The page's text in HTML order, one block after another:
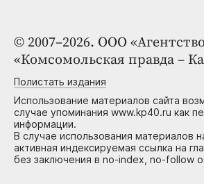
© 2007–2026. ООО «Агентство
«Комсомольская правда –
Полистать издания
Использование материалов сайта
случае упоминания www.kp40.ru как
информации.
В случае использования материалов
активная индексируемая ссылка на
без заключения в no-index, no-follow